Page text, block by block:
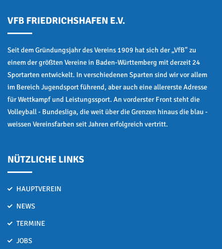
VFB FRIEDRICHSHAFEN E.V.
Seit dem Gründungsjahr des Vereins 1909 hat sich der „VfB" zu
einem der größten Vereine in Baden-Württemberg mit derzeit 24
Sportarten entwickelt. In verschiedenen Sparten sind wir vor allem
im Bereich Jugendsport führend, aber auch eine allererste Adresse
für Wettkampf und Leistungssport. An vorderster Front steht die
Volleyball - Bundesliga, die weit über die Grenzen hinaus die blau -
weissen Vereinsfarben seit Jahren erfolgreich vertritt.
NÜTZLICHE LINKS
HAUPTVEREIN
NEWS
TERMINE
JOBS